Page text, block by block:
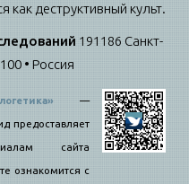
как деструктивный культ.
191186 Санкт-
• Россия
—
предоставляет
сайта
ознакомится с